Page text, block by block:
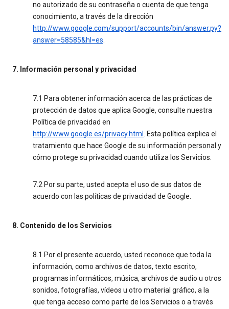
no autorizado de su contraseña o cuenta de que tenga
conocimiento, a través de la dirección
http://www.google.com/support/accounts/bin/answer.py?
answer=58585&hl=es.
7. Información personal y privacidad
7.1 Para obtener información acerca de las prácticas de
protección de datos que aplica Google, consulte nuestra
Política de privacidad en
http://www.google.es/privacy.html . Esta política explica el
tratamiento que hace Google de su información personal y
cómo protege su privacidad cuando utiliza los Servicios.
7.2 Por su parte, usted acepta el uso de sus datos de
acuerdo con las políticas de privacidad de Google.
8. Contenido de los Servicios
8.1 Por el presente acuerdo, usted reconoce que toda la
información, como archivos de datos, texto escrito,
programas informáticos, música, archivos de audio u otros
sonidos, fotografías, vídeos u otro material gráfico, a la
que tenga acceso como parte de los Servicios o a través